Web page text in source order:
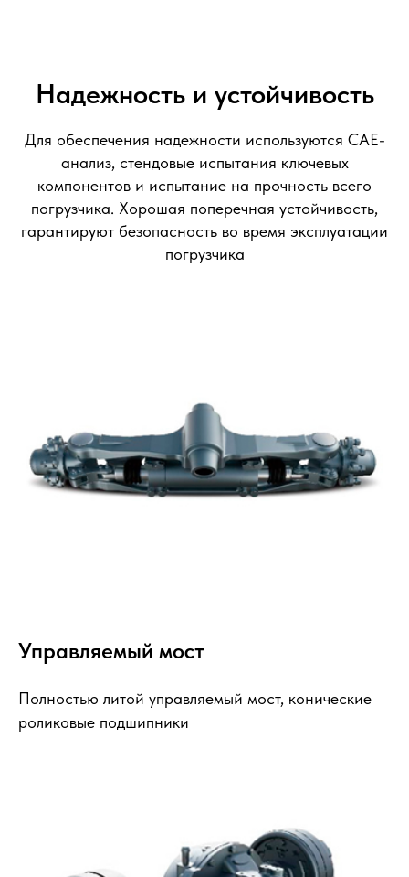
Надежность и устойчивость
Для обеспечения надежности используются CAE-
анализ, стендовые испытания ключевых
компонентов и испытание на прочность всего
погрузчика. Хорошая поперечная устойчивость,
гарантируют безопасность во время эксплуатации
погрузчика
Управляемый мост
Полностью литой управляемый мост, конические
роликовые подшипники